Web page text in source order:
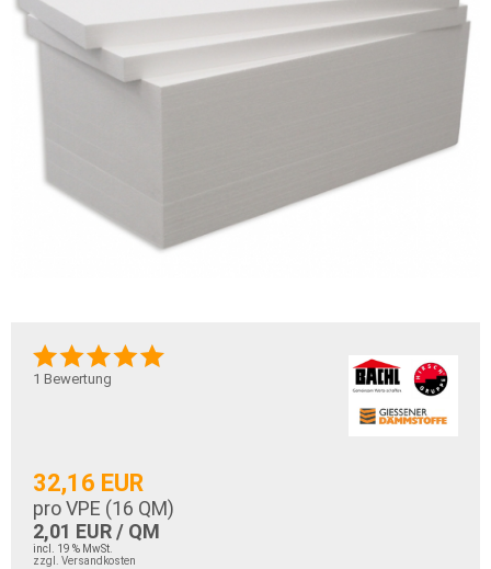
1 Bewertung
32,16 EUR
pro VPE (16 QM)
2,01 EUR / QM
incl. 19 % MwSt.
zzgl. Versandkosten